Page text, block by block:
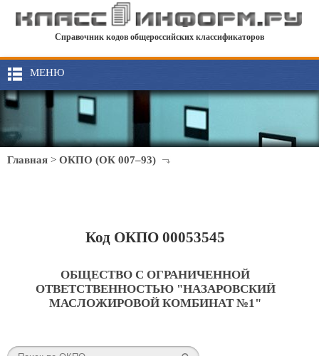
Справочник кодов общероссийских классификаторов
МЕНЮ
Главная > ОКПО (ОК 007–93)
Код ОКПО 00053545
ОБЩЕСТВО С ОГРАНИЧЕННОЙ
ОТВЕТСТВЕННОСТЬЮ "НАЗАРОВСКИЙ
МАСЛОЖИРОВОЙ КОМБИНАТ №1"